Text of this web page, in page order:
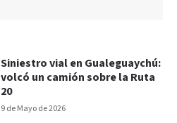
9 de Mayo de 2026
Siniestro vial en Gualeguaychú:
volcó un camión sobre la Ruta
20